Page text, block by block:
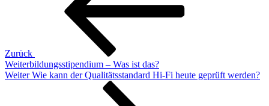
Zurück
Weiterbildungsstipendium – Was ist das?
Nächster
Weiter Wie kann der Qualitätsstandard Hi-Fi heute geprüft werden?